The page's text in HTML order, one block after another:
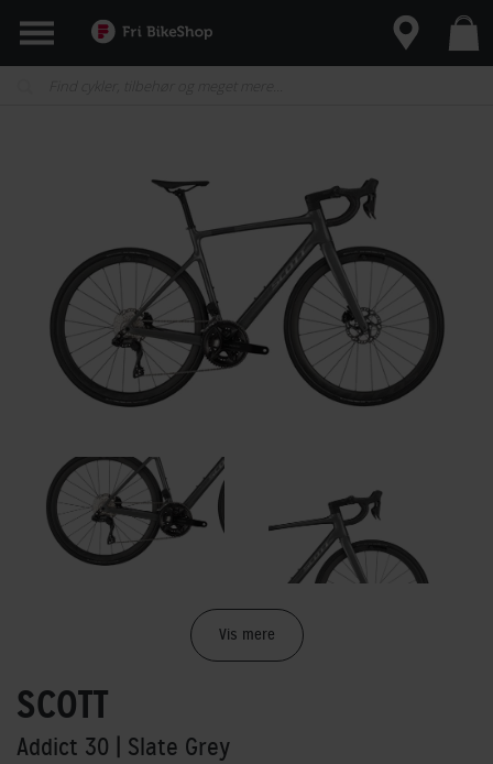
Vis mere
SCOTT
Addict 30 | Slate Grey